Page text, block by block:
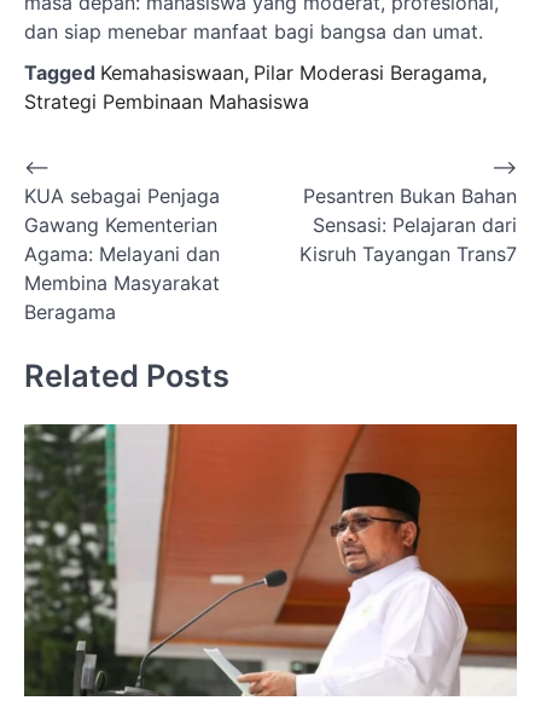
dan siap menebar manfaat bagi bangsa dan umat.
Tagged Kemahasiswaan, Pilar Moderasi Beragama,
Strategi Pembinaan Mahasiswa
Navigasi
pos
⟵
KUA sebagai Penjaga
Gawang Kementerian
Agama: Melayani dan
Membina Masyarakat
Beragama
Pesantren Bukan Bahan
Sensasi: Pelajaran dari
Kisruh Tayangan Trans7
⟶
Related Posts